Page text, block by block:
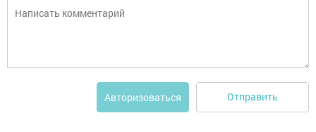
Авторизоваться Отправить